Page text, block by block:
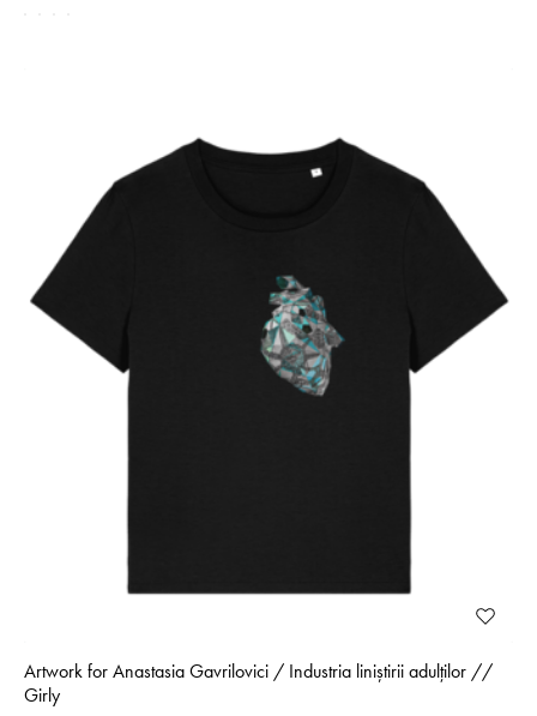
Artwork for Anastasia Gavrilovici / Industria liniștirii adulților //
Girly